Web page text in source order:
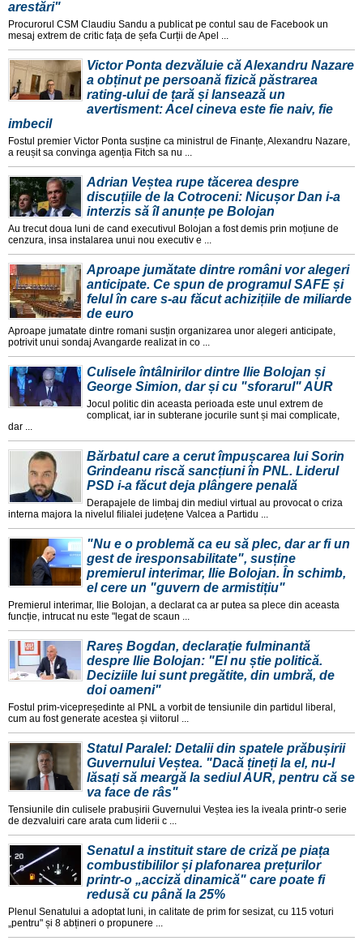
arestări"
Procurorul CSM Claudiu Sandu a publicat pe contul sau de Facebook un
mesaj extrem de critic fața de șefa Curții de Apel ...
Victor Ponta dezvăluie că Alexandru Nazare
a obținut pe persoană fizică păstrarea
rating-ului de țară și lansează un
avertisment: Acel cineva este fie naiv, fie
imbecil
Fostul premier Victor Ponta susține ca ministrul de Finanțe, Alexandru Nazare,
a reușit sa convinga agenția Fitch sa nu ...
Adrian Veștea rupe tăcerea despre
discuțiile de la Cotroceni: Nicușor Dan i-a
interzis să îl anunțe pe Bolojan
Au trecut doua luni de cand executivul Bolojan a fost demis prin moțiune de
cenzura, insa instalarea unui nou executiv e ...
Aproape jumătate dintre români vor alegeri
anticipate. Ce spun de programul SAFE și
felul în care s-au făcut achizițiile de miliarde
de euro
Aproape jumatate dintre romani susțin organizarea unor alegeri anticipate,
potrivit unui sondaj Avangarde realizat in co ...
Culisele întâlnirilor dintre Ilie Bolojan și
George Simion, dar și cu "sforarul" AUR
Jocul politic din aceasta perioada este unul extrem de
complicat, iar in subterane jocurile sunt și mai complicate,
dar ...
Bărbatul care a cerut împușcarea lui Sorin
Grindeanu riscă sancțiuni în PNL. Liderul
PSD i-a făcut deja plângere penală
Derapajele de limbaj din mediul virtual au provocat o criza
interna majora la nivelul filialei județene Valcea a Partidu ...
"Nu e o problemă ca eu să plec, dar ar fi un
gest de iresponsabilitate", susține
premierul interimar, Ilie Bolojan. În schimb,
el cere un "guvern de armistițiu"
Premierul interimar, Ilie Bolojan, a declarat ca ar putea sa plece din aceasta
funcție, intrucat nu este "legat de scaun ...
Rareș Bogdan, declarație fulminantă
despre Ilie Bolojan: "El nu știe politică.
Deciziile lui sunt pregătite, din umbră, de
doi oameni"
Fostul prim-vicepreședinte al PNL a vorbit de tensiunile din partidul liberal,
cum au fost generate acestea și viitorul ...
Statul Paralel: Detalii din spatele prăbușirii
Guvernului Veștea. "Dacă țineți la el, nu-l
lăsați să meargă la sediul AUR, pentru că se
va face de râs"
Tensiunile din culisele prabușirii Guvernului Veștea ies la iveala printr-o serie
de dezvaluiri care arata cum liderii c ...
Senatul a instituit stare de criză pe piața
combustibililor și plafonarea prețurilor
printr-o „acciză dinamică" care poate fi
redusă cu până la 25%
Plenul Senatului a adoptat luni, in calitate de prim for sesizat, cu 115 voturi
„pentru" și 8 abțineri o propunere ...